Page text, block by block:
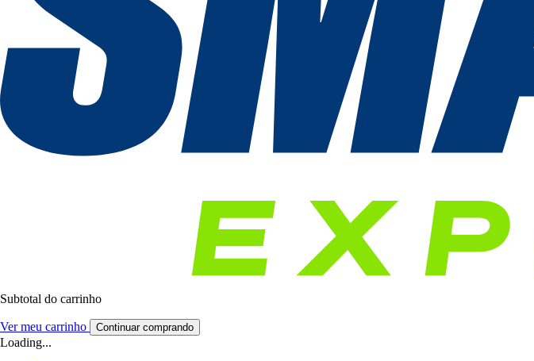
Subtotal do carrinho
Ver meu carrinho Continuar comprando
Loading...